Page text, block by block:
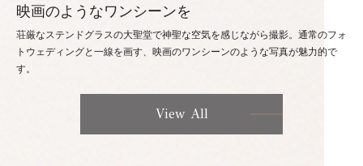
映画のようなワンシーンを
荘厳なステンドグラスの大聖堂で神聖な空気を感じながら撮影。通常のフォ
トウェディングと一線を画す、映画のワンシーンのような写真が魅力的で
す。
View All